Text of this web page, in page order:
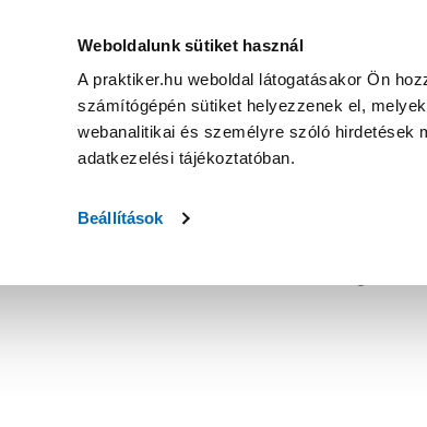
Weboldalunk sütiket használ
A praktiker.hu weboldal látogatásakor Ön
számítógépén sütiket helyezzenek el,
webanalitikai és személyre szóló hirdetések
adatkezelési tájékoztatóban.
Beállítások